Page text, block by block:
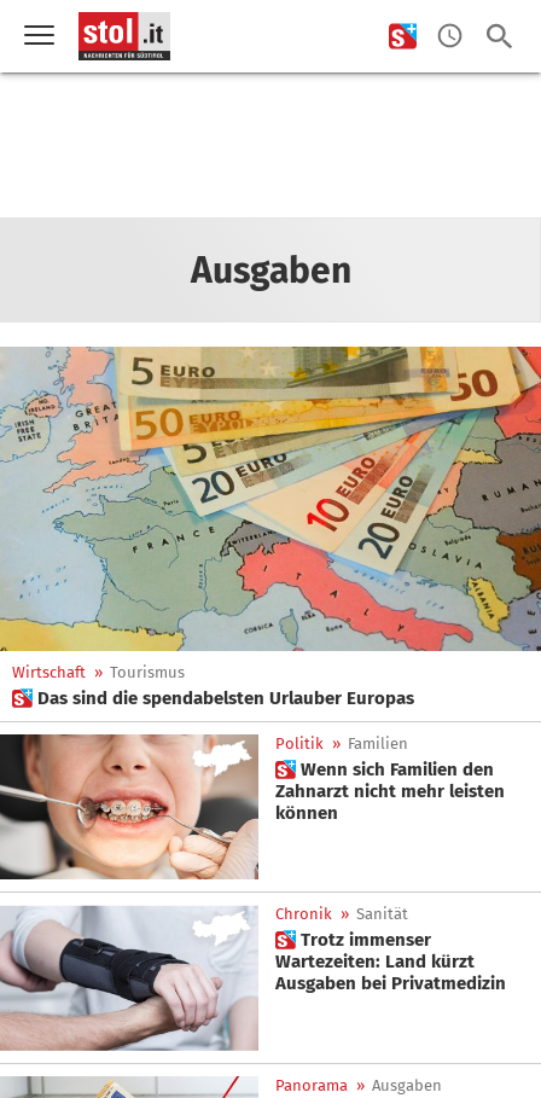
Ausgaben
Wirtschaft » Tourismus
 Das sind die spendabelsten Urlauber Europas
Politik » Familien
 Wenn sich Familien den
Zahnarzt nicht mehr leisten
können
Chronik » Sanität
 Trotz immenser
Wartezeiten: Land kürzt
Ausgaben bei Privatmedizin
Panorama » Ausgaben